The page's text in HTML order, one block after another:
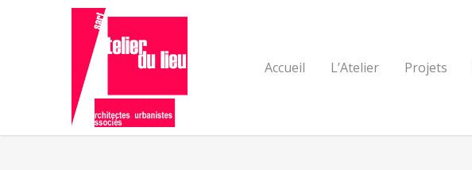
Accueil L’Atelier Projets